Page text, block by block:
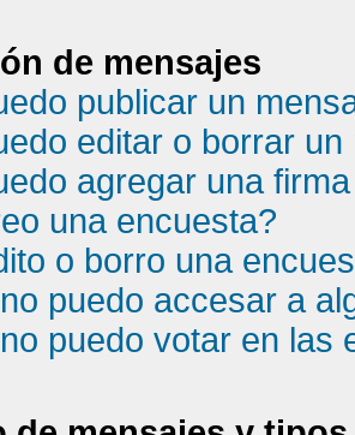
de mensajes
publicar un
editar o borrar un
agregar una
una encuesta?
o borro una
puedo accesar a
puedo votar en las